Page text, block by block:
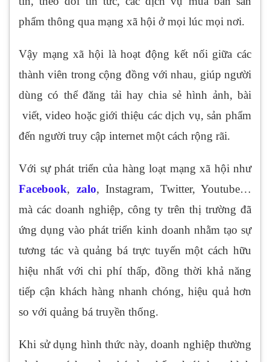
phẩm thông qua mạng xã hội ở mọi lúc mọi nơi.
Vậy mạng xã hội là hoạt động kết nối giữa các
thành viên trong cộng đồng với nhau, giúp người
dùng có thể đăng tải hay chia sẻ hình ảnh, bài
viết, video hoặc giới thiệu các dịch vụ, sản phẩm
đến người truy cập internet một cách rộng rãi.
Với sự phát triển của hàng loạt mạng xã hội như
Facebook, zalo, Instagram, Twitter, Youtube…
mà các doanh nghiệp, công ty trên thị trường đã
ứng dụng vào phát triển kinh doanh nhằm tạo sự
tương tác và quảng bá trực tuyến một cách hữu
hiệu nhất với chi phí thấp, đồng thời khả năng
tiếp cận khách hàng nhanh chóng, hiệu quả hơn
so với quảng bá truyền thống.
Khi sử dụng hình thức này, doanh nghiệp thường